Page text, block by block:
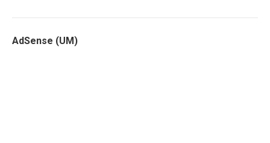
AdSense (UM)